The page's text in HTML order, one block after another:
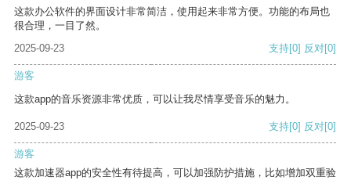
这款办公软件的界面设计非常简洁，使用起来非常方便。功能的布局也
很合理，一目了然。
2025-09-23
支持[0] 反对[0]
游客
这款app的音乐资源非常优质，可以让我尽情享受音乐的魅力。
2025-09-23 支持[0] 反对[0]
游客
这款加速器app的安全性有待提高，可以加强防护措施，比如增加双重验